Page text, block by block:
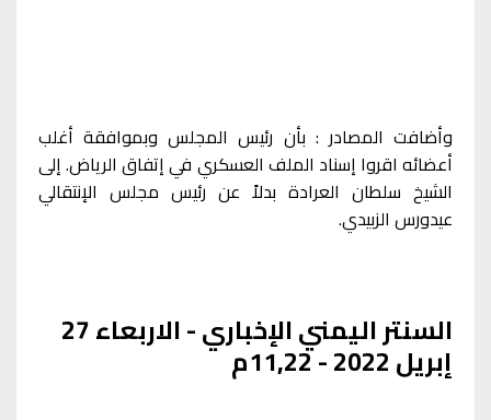
وأضافت المصادر : بأن رئيس المجلس وبموافقة أغلب
أعضائه اقروا إسناد الملف العسكري في إتفاق الرياض. إلى
الشيخ سلطان العرادة بدلاً عن رئيس مجلس الإنتقالي
عيدورس الزبيدي.
السنتر اليمني الإخباري - الاربعاء 27
إبريل 2022 - 11,22م